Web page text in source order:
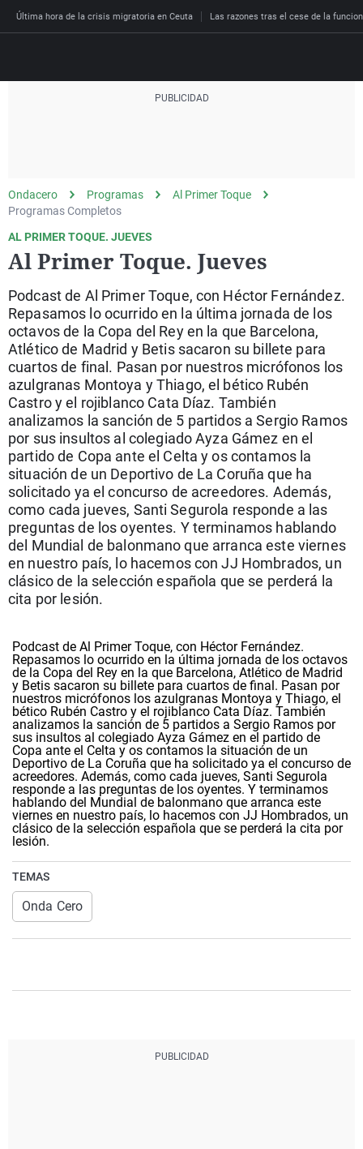
Última hora de la crisis migratoria en Ceuta Las razones tras el cese de la
Por fin
La brújula
Radioestadio
Radioestadio noche
El colegio invisible
La rosa de los vientos
Gente viajera
Como el perro y el
Malas decisiones
El viaje del Guernica
Invisibles
Prohibido morirse
Esto no ha pasado
Caso
Retornados
Equipo de
Operación Viuda
España
Aragón
Cantabria
Cataluña
Comunidad de Madrid
Comunitat Valenciana
Extremadura
Galicia
La Rioja
Navarra
País Vasco
Economía
Deportes
Baloncesto
Motor
Más noticias
Mundo
Cultura
Ciencia y Tecnología
Gastronomía
Medio ambiente
Virales
Televisión
Elecciones
Ondacero Programas
Al Primer Toque
Programas Completos
AL PRIMER TOQUE. JUEVES
Al Primer Toque. Jueves
Podcast de Al Primer Toque, con Héctor Fernández.
Repasamos lo ocurrido en la última jornada de los
octavos de la Copa del Rey en la que Barcelona,
Atlético de Madrid y Betis sacaron su billete para
cuartos de final. Pasan por nuestros micrófonos los
azulgranas Montoya y Thiago, el bético Rubén
Castro y el rojiblanco Cata Díaz. También
analizamos la sanción de 5 partidos a Sergio Ramos
por sus insultos al colegiado Ayza Gámez en el
partido de Copa ante el Celta y os contamos la
situación de un Deportivo de La Coruña que ha
solicitado ya el concurso de acreedores. Además,
como cada jueves, Santi Segurola responde a las
preguntas de los oyentes. Y terminamos hablando
del Mundial de balonmano que arranca este viernes
en nuestro país, lo hacemos con JJ Hombrados, un
clásico de la selección española que se perderá la
cita por lesión.
Podcast de Al Primer Toque, con Héctor Fernández.
Repasamos lo ocurrido en la última jornada de los octavos
de la Copa del Rey en la que Barcelona, Atlético de Madrid
y Betis sacaron su billete para cuartos de final. Pasan por
nuestros micrófonos los azulgranas Montoya y Thiago, el
bético Rubén Castro y el rojiblanco Cata Díaz. También
analizamos la sanción de 5 partidos a Sergio Ramos por
sus insultos al colegiado Ayza Gámez en el partido de
Copa ante el Celta y os contamos la situación de un
Deportivo de La Coruña que ha solicitado ya el concurso de
acreedores. Además, como cada jueves, Santi Segurola
responde a las preguntas de los oyentes. Y terminamos
hablando del Mundial de balonmano que arranca este
viernes en nuestro país, lo hacemos con JJ Hombrados, un
clásico de la selección española que se perderá la cita por
lesión.
TEMAS
Onda Cero